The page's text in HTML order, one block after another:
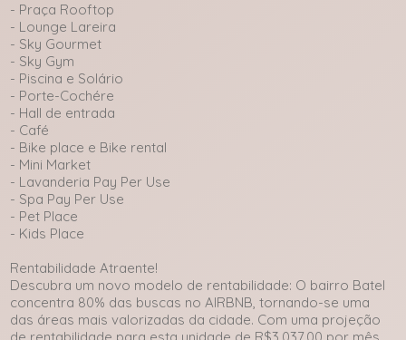
- Praça Rooftop
- Lounge Lareira
- Sky Gourmet
- Sky Gym
- Piscina e Solário
- Porte-Cochére
- Hall de entrada
- Café
- Bike place e Bike rental
- Mini Market
- Lavanderia Pay Per Use
- Spa Pay Per Use
- Pet Place
- Kids Place
Rentabilidade Atraente!
Descubra um novo modelo de rentabilidade: O bairro Batel
concentra 80% das buscas no AIRBNB, tornando-se uma
das áreas mais valorizadas da cidade. Com uma projeção